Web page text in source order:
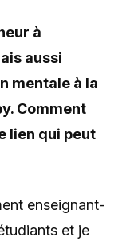
à
aussi
mentale à la
Comment
lien qui peut
enseignant-
et je